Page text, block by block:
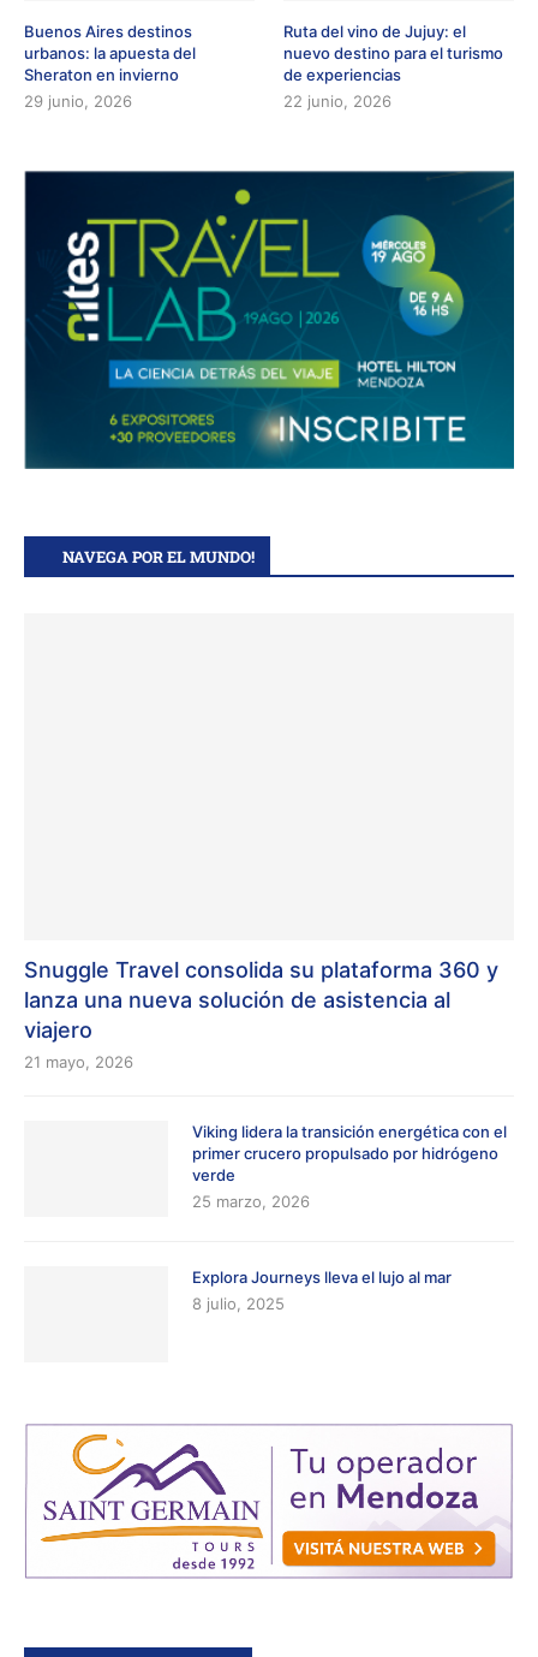
Buenos Aires destinos
urbanos: la apuesta del
Sheraton en invierno
29 junio, 2026
Ruta del vino de Jujuy: el
nuevo destino para el turismo
de experiencias
22 junio, 2026
NAVEGA POR EL MUNDO!
Snuggle Travel consolida su plataforma 360 y
lanza una nueva solución de asistencia al
viajero
21 mayo, 2026
Viking lidera la transición energética con el
primer crucero propulsado por hidrógeno
verde
25 marzo, 2026
Explora Journeys lleva el lujo al mar
8 julio, 2025